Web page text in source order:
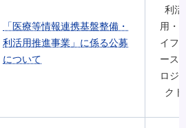
「医療等情報連携基盤整備・
利活用推進事業」に係る公募
について
利活
用・
イフ
ース
ロジ
クト